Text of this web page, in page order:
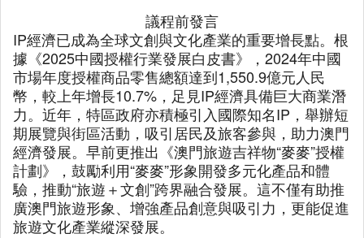
議程前發言
IP經濟已成為全球文創與文化產業的重要增長點。根
據《2025中國授權行業發展白皮書》，2024年中國
市場年度授權商品零售總額達到1,550.9億元人民
幣，較上年增長10.7%，足見IP經濟具備巨大商業潛
力。近年，特區政府亦積極引入國際知名IP，舉辦短
期展覽與街區活動，吸引居民及旅客參與，助力澳門
經濟發展。早前更推出《澳門旅遊吉祥物“麥麥”授權
計劃》，鼓勵利用“麥麥”形象開發多元化產品和體
驗，推動“旅遊＋文創”跨界融合發展。這不僅有助推
廣澳門旅遊形象、增強產品創意與吸引力，更能促進
旅遊文化產業縱深發展。